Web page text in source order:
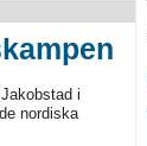
i
nordiska